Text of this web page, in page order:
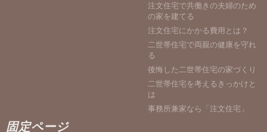
注文住宅で共働きの夫婦のため
の家を建てる
注文住宅にかかる費用とは？
二世帯住宅で両親の健康を守れ
る
後悔した二世帯住宅の家づくり
二世帯住宅を考えるきっかけと
は
事務所兼家なら「注文住宅」
固定ページ